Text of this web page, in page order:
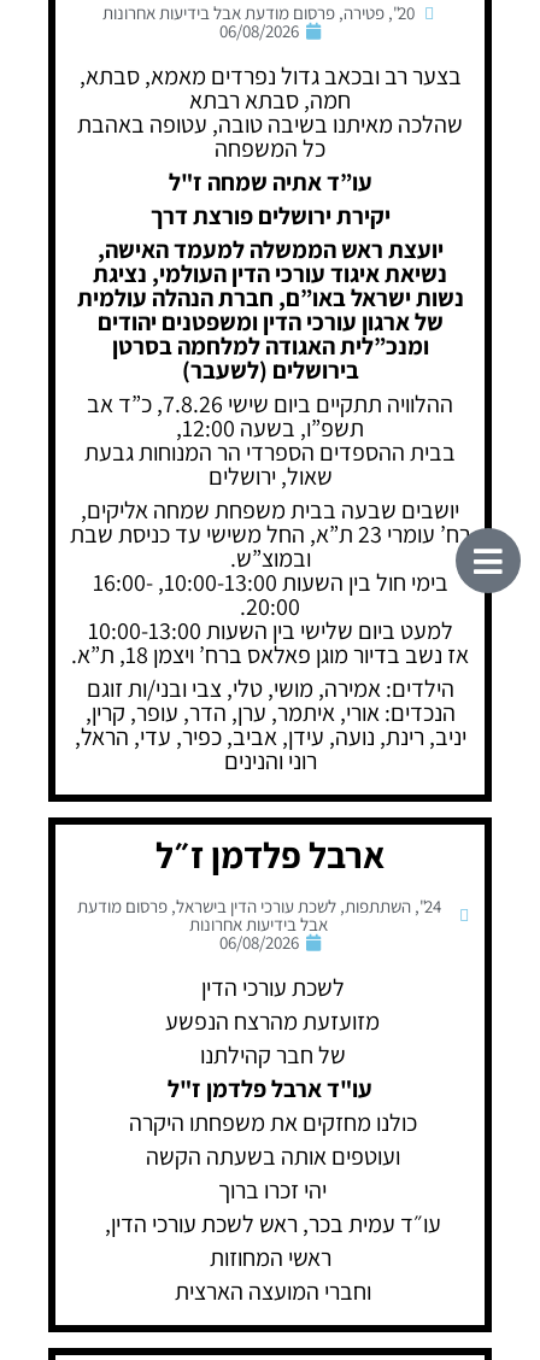
20"
, פטירה, פרסום מודעת אבל בידיעות אחרונות
06/08/2026
בצער רב ובכאב גדול נפרדים מאמא, סבתא,
חמה, סבתא רבתא
שהלכה מאיתנו בשיבה טובה, עטופה באהבת
כל המשפחה
עו”ד אתיה שמחה ז"ל
יקירת ירושלים פורצת דרך
יועצת ראש הממשלה למעמד האישה,
נשיאת איגוד עורכי הדין העולמי, נציגת
נשות ישראל באו”ם, חברת הנהלה עולמית
של ארגון עורכי הדין ומשפטנים יהודים
ומנכ”לית האגודה למלחמה בסרטן
בירושלים (לשעבר)
ההלוויה תתקיים ביום שישי 7.8.26, כ”ד אב
תשפ”ו, בשעה 12:00,
בבית ההספדים הספרדי הר המנוחות גבעת
שאול, ירושלים
יושבים שבעה בבית משפחת שמחה אליקים,
רח’ עומרי 23 ת”א, החל משישי עד כניסת שבת
ובמוצ”ש.
בימי חול בין השעות 10:00-13:00, 16:00-
20:00.
למעט ביום שלישי בין השעות 10:00-13:00
אז נשב בדיור מוגן פאלאס ברח’ ויצמן 18, ת”א.
הילדים: אמירה, מושי, טלי, צבי ובני/ות זוגם
הנכדים: אורי, איתמר, ערן, הדר, עופר, קרין,
יניב, רינת, נועה, עידן, אביב, כפיר, עדי, הראל,
רוני והנינים
ארבל פלדמן ז״ל
24"
,השתתפות,לשכת עורכי הדין בישראל,פרסום מודעת
אבל בידיעות אחרונות
06/08/2026
לשכת עורכי הדין
מזועזעת מהרצח הנפשע
של חבר קהילתנו
עו"ד ארבל פלדמן ז"ל
כולנו מחזקים את משפחתו היקרה
ועוטפים אותה בשעתה הקשה
יהי זכרו ברוך
עו״ד עמית בכר, ראש לשכת עורכי הדין,
ראשי המחוזות
וחברי המועצה הארצית